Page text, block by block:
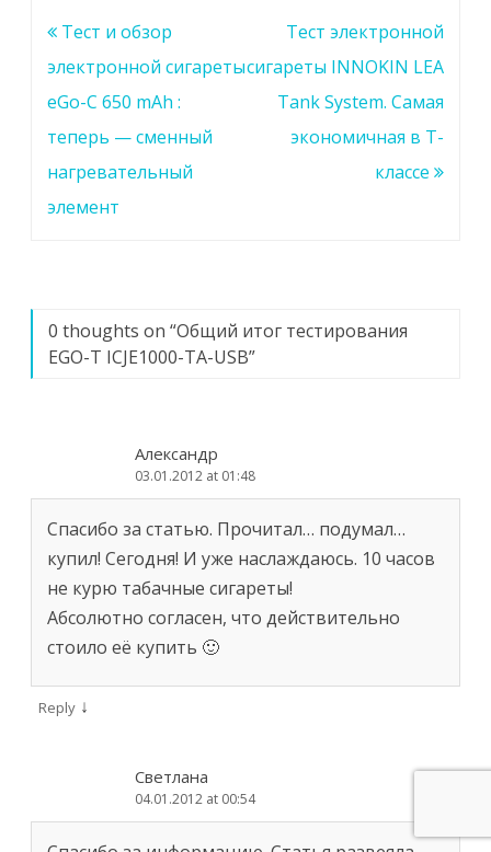
Навигация
по
записям
Тест и обзор
электронной сигареты
eGo-C 650 mAh :
теперь — сменный
нагревательный
элемент
Тест электронной
сигареты INNOKIN LEA
Tank System. Самая
экономичная в Т-
классе
0 thoughts on “Общий итог тестирования
EGO-T ICJE1000-TA-USB”
Александр
03.01.2012 at 01:48
Спасибо за статью. Прочитал… подумал…
купил! Сегодня! И уже наслаждаюсь. 10 часов
не курю табачные сигареты!
Абсолютно согласен, что действительно
стоило её купить 🙂
Reply ↓
Светлана
04.01.2012 at 00:54